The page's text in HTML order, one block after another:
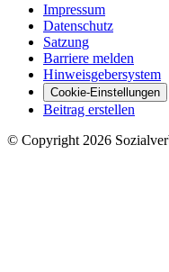
Impressum
Datenschutz
Satzung
Barriere melden
Hinweisgebersystem
Cookie-Einstellungen
Beitrag erstellen
© Copyright 2026